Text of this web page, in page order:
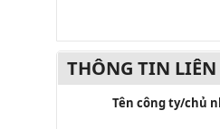
THÔNG TIN LIÊN
Tên công ty/chủ